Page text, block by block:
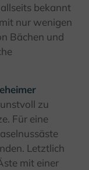
bekannt
nur wenigen
Bächen und
zu
Für eine
Letztlich
mit einer